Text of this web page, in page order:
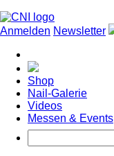
Anmelden Newsletter
Shop
Nail-Galerie
Videos
Messen & Events